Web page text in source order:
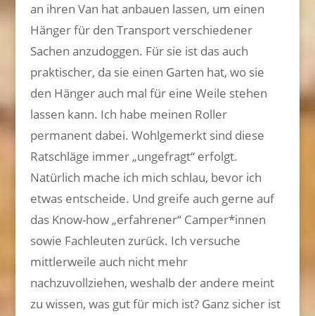
an ihren Van hat anbauen lassen, um einen
Hänger für den Transport verschiedener
Sachen anzudoggen. Für sie ist das auch
praktischer, da sie einen Garten hat, wo sie
den Hänger auch mal für eine Weile stehen
lassen kann. Ich habe meinen Roller
permanent dabei. Wohlgemerkt sind diese
Ratschläge immer „ungefragt“ erfolgt.
Natürlich mache ich mich schlau, bevor ich
etwas entscheide. Und greife auch gerne auf
das Know-how „erfahrener“ Camper*innen
sowie Fachleuten zurück. Ich versuche
mittlerweile auch nicht mehr
nachzuvollziehen, weshalb der andere meint
zu wissen, was gut für mich ist? Ganz sicher ist